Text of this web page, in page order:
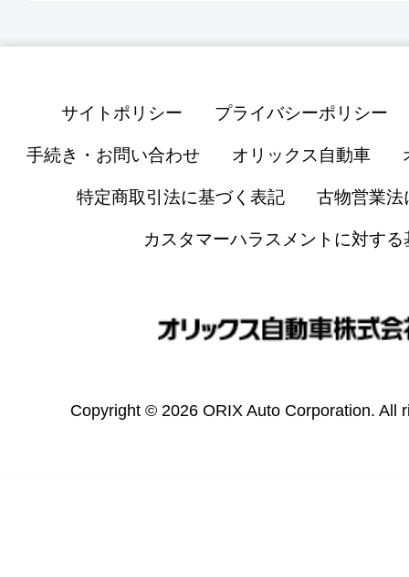
サイトポリシー プライバシーポリシー
手続き・お問い合わせ オリックス自動車
特定商取引法に基づく表記 古物営業法
カスタマーハラスメントに対する
Copyright © 2026 ORIX Auto Corporation. All